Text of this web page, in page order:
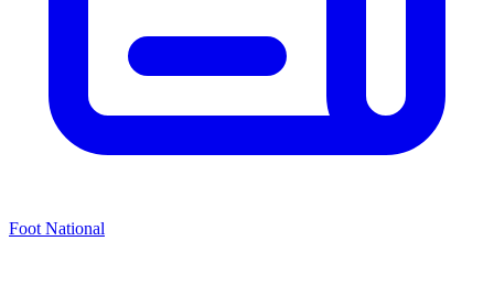
Foot National